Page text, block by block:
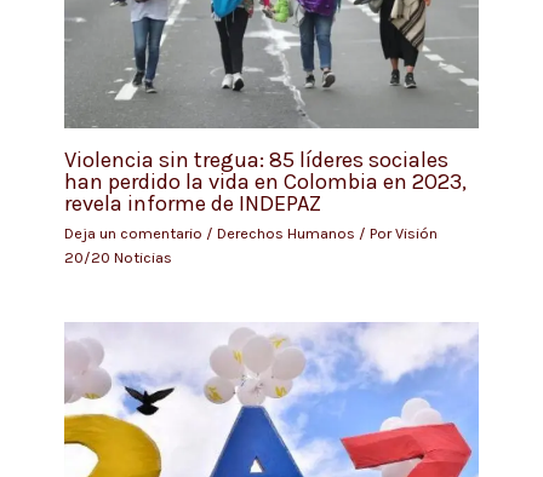
Violencia sin tregua: 85 líderes sociales
han perdido la vida en Colombia en 2023,
revela informe de INDEPAZ
Deja un comentario / Derechos Humanos / PorVisión
20/20 Noticias